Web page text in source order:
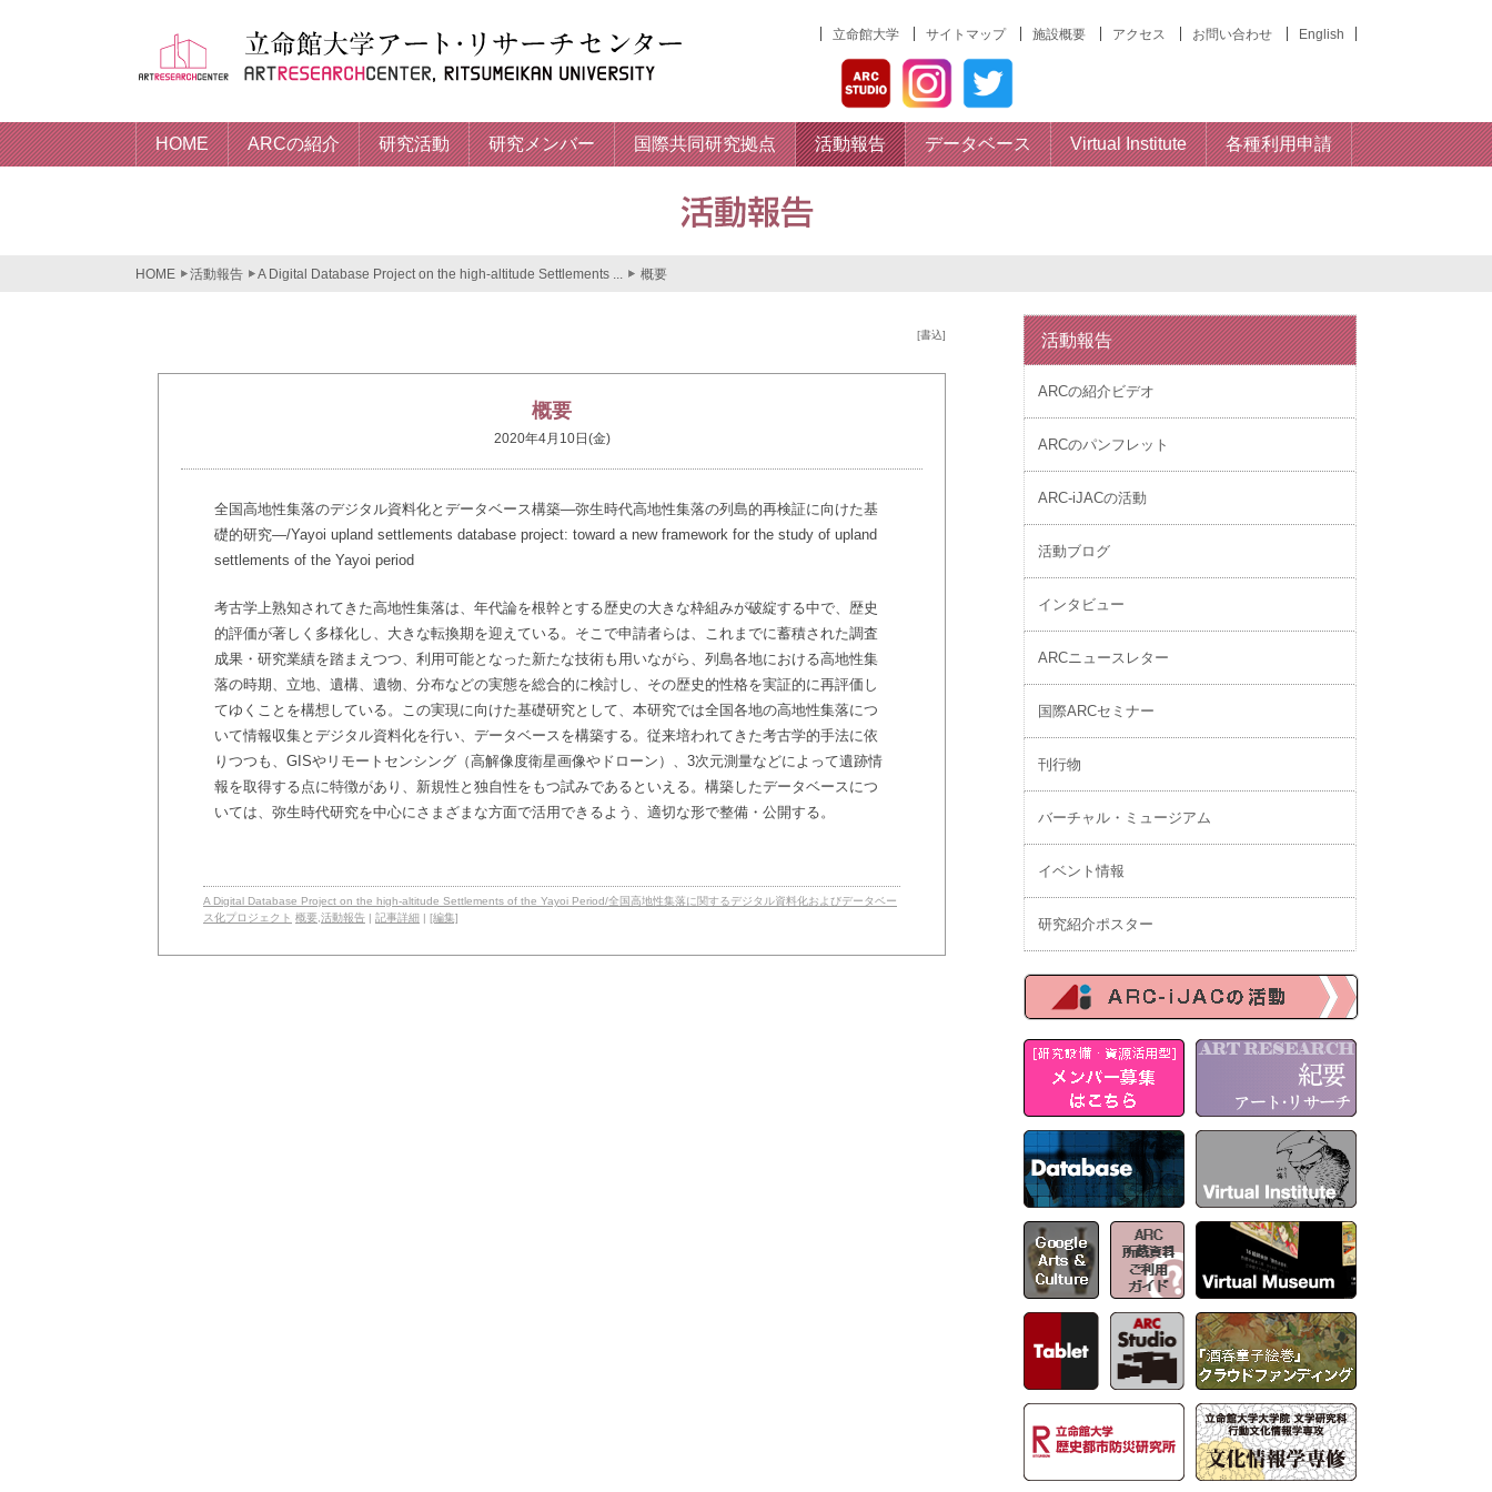
立命館大学 サイトマップ 施設概要 アクセス お問い合わせ English
HOME ARCの紹介 研究活動 研究メンバー 国際共同研究拠点 活動報告 データベース Virtual Institute 各種利用申請
HOME 活動報告 A Digital Database Project on the high-altitude Settlements ... 概要
[書込]
概要
2020年4月10日(金)
全国高地性集落のデジタル資料化とデータベース構築―弥生時代高地性集落の列島的再検証に向けた基
礎的研究―/Yayoi upland settlements database project: toward a new framework for the study of upland
settlements of the Yayoi period
考古学上熟知されてきた高地性集落は、年代論を根幹とする歴史の大きな枠組みが破綻する中で、歴史
的評価が著しく多様化し、大きな転換期を迎えている。そこで申請者らは、これまでに蓄積された調査
成果・研究業績を踏まえつつ、利用可能となった新たな技術も用いながら、列島各地における高地性集
落の時期、立地、遺構、遺物、分布などの実態を総合的に検討し、その歴史的性格を実証的に再評価し
てゆくことを構想している。この実現に向けた基礎研究として、本研究では全国各地の高地性集落につ
いて情報収集とデジタル資料化を行い、データベースを構築する。従来培われてきた考古学的手法に依
りつつも、GISやリモートセンシング（高解像度衛星画像やドローン）、3次元測量などによって遺跡情
報を取得する点に特徴があり、新規性と独自性をもつ試みであるといえる。構築したデータベースにつ
いては、弥生時代研究を中心にさまざまな方面で活用できるよう、適切な形で整備・公開する。
A Digital Database Project on the high-altitude Settlements of the Yayoi Period/全国高地性集落に関するデジタル資料化およびデータベー
ス化プロジェクト 概要 活動報告 | 記事詳細 | [編集]
活動報告
ARCの紹介ビデオ
ARCのパンフレット
ARC-iJACの活動
活動ブログ
インタビュー
ARCニュースレター
国際ARCセミナー
刊行物
バーチャル・ミュージアム
イベント情報
研究紹介ポスター